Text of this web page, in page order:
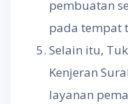
pembuatan
pada tempat
Selain itu,
Kenjeran
layanan